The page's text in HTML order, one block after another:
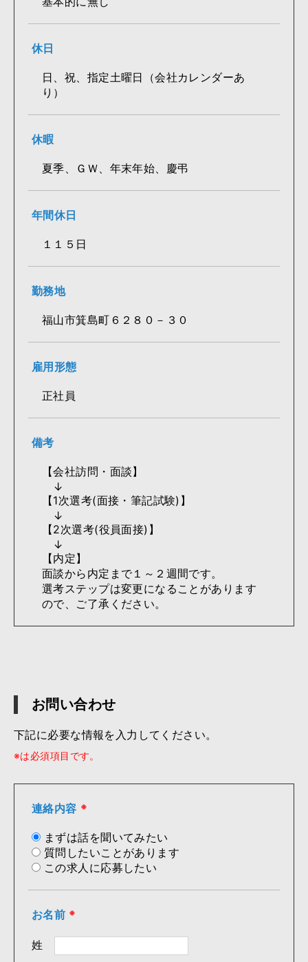
休日
日、祝、指定土曜日（会社カレンダーあ
り）
休暇
夏季、ＧＷ、年末年始、慶弔
年間休日
１１５日
勤務地
福山市箕島町６２８０－３０
雇用形態
正社員
備考
【会社訪問・面談】
↓
【1次選考(面接・筆記試験)】
↓
【2次選考(役員面接)】
↓
【内定】
面談から内定まで１～２週間です。
選考ステップは変更になることがあります
ので、ご了承ください。
お問い合わせ
下記に必要な情報を入力してください。
※は必須項目です。
連絡内容 ※
まずは話を聞いてみたい
質問したいことがあります
この求人に応募したい
お名前 ※
姓